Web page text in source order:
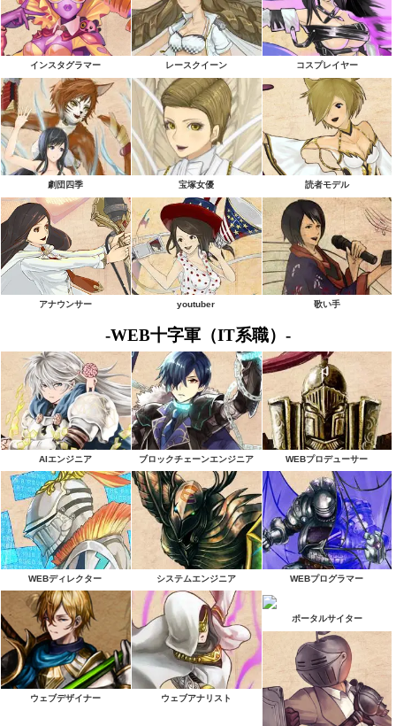
インスタグラマー レースクイーン コスプレイヤー
劇団四季 宝塚女優 読者モデル
アナウンサー youtuber 歌い手
-WEB十字軍（IT系職）-
AIエンジニア ブロックチェーンエンジニア WEBプロデューサー
WEBディレクター システムエンジニア WEBプログラマー
ウェブデザイナー ウェブアナリスト
ポータルサイター